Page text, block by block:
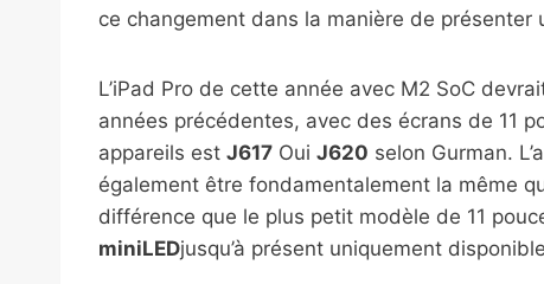
ce changement dans la manière de présenter
L’iPad Pro de cette année avec M2 SoC
années précédentes, avec des écrans de 11
appareils est J617 Oui J620 selon Gurman.
également être fondamentalement la même
différence que le plus petit modèle de 11
miniLEDjusqu’à présent uniquement